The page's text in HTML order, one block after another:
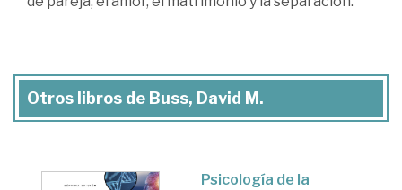
Otros libros de Buss, David M.
Psicología de la